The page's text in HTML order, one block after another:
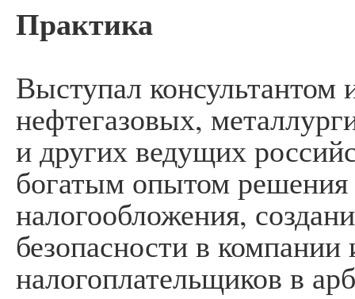
Практика
Выступал консультантом
нефтегазовых,
и других ведущих
богатым опытом
налогообложения,
безопасности в
налогоплательщиков в